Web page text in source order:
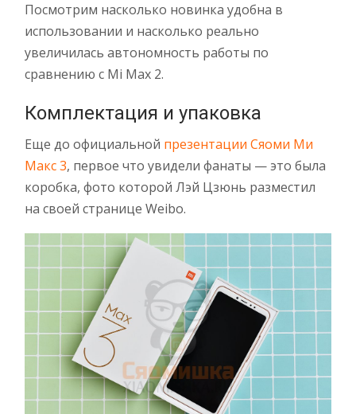
Посмотрим насколько новинка удобна в
использовании и насколько реально
увеличилась автономность работы по
сравнению с Mi Max 2.
Комплектация и упаковка
Еще до официальной презентации Сяоми Ми
Макс 3, первое что увидели фанаты — это была
коробка, фото которой Лэй Цзюнь разместил
на своей странице Weibo.